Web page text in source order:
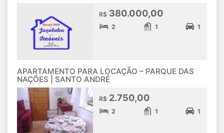
R$ 380.000,00
2 1 1
APARTAMENTO PARA LOCAÇÃO – PARQUE DAS
NAÇÕES | SANTO ANDRÉ
R$ 2.750,00
2 1 1